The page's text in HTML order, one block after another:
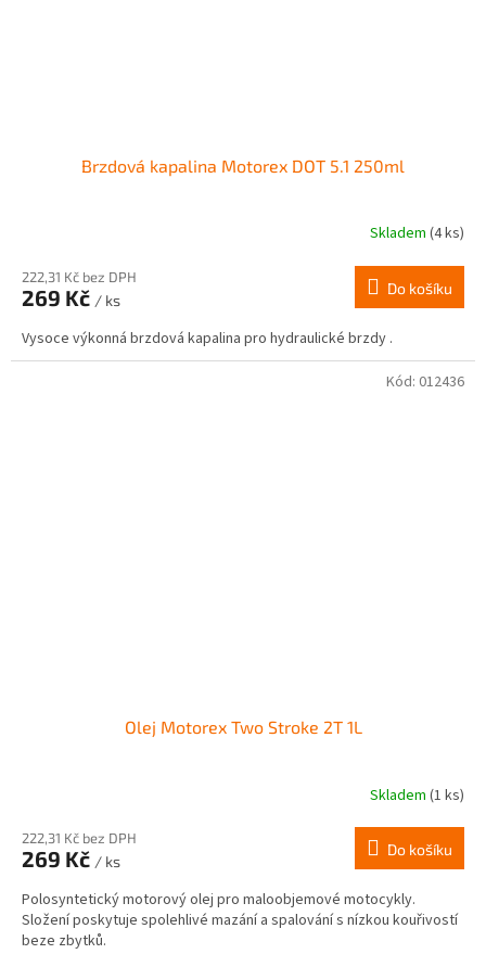
Brzdová kapalina Motorex DOT 5.1 250ml
Skladem (4 ks)
222,31 Kč bez DPH
269 Kč / ks
Do košíku
Vysoce výkonná brzdová kapalina pro hydraulické brzdy .
Olej Motorex Two Stroke 2T 1L
Skladem (1 ks)
222,31 Kč bez DPH
269 Kč / ks
Do košíku
Polosyntetický motorový olej pro maloobjemové motocykly.
Složení poskytuje spolehlivé mazání a spalování s nízkou kouřivostí
beze zbytků.
Kód: 012436